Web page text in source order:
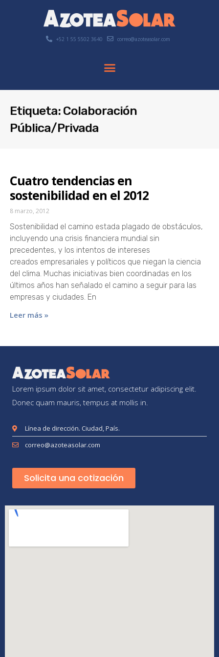
+52 1 55 5502 3640 correo@azoteasolar.com
Etiqueta: Colaboración
Pública/Privada
Cuatro tendencias en
sostenibilidad en el 2012
8 marzo, 2012
Sostenibilidad el camino estada plagado de obstáculos,
incluyendo una crisis financiera mundial sin
precedentes, y los intentos de intereses
creados empresariales y políticos que niegan la ciencia
del clima. Muchas iniciativas bien coordinadas en los
últimos años han señalado el camino a seguir para las
empresas y ciudades. En
Leer más »
Lorem ipsum dolor sit amet, consectetur adipiscing elit.
Donec quam mauris, tempus at mollis in.
Línea de dirección. Ciudad, País.
correo@azoteasolar.com
Solicita una cotización